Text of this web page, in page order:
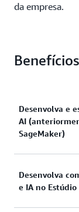
da empresa.
Benefícios
Desenvolva e
AI
SageMaker)
Acelere o
abrangente
Desenvolva
e IA no